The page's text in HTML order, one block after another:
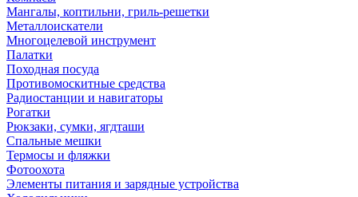
Мангалы, коптильни, гриль-решетки
Металлоискатели
Многоцелевой инструмент
Палатки
Походная посуда
Противомоскитные средства
Радиостанции и навигаторы
Рогатки
Рюкзаки, сумки, ягдташи
Спальные мешки
Термосы и фляжки
Фотоохота
Элементы питания и зарядные устройства